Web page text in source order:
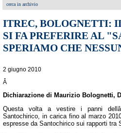
cerca in archivio
ITREC, BOLOGNETTI:
SI FA PREFERIRE AL
SPERIAMO CHE
2 giugno 2010
Â
Dichiarazione di Maurizio Bolognetti,
Questa volta a vestire i panni
Santochirico, in carica fino al marzo
espresse da Santochirico sui rapporti tra